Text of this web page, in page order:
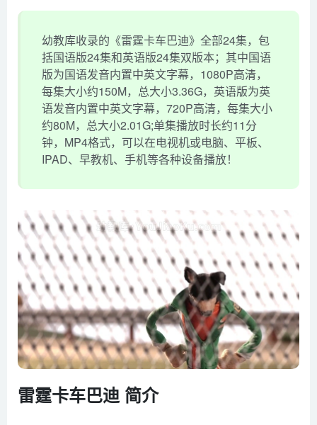
幼教库收录的《雷霆卡车巴迪》全部24集，包
括国语版24集和英语版24集双版本；其中国语
版为国语发音内置中英文字幕，1080P高清，
每集大小约150M，总大小3.36G，英语版为英
语发音内置中英文字幕，720P高清，每集大小
约80M，总大小2.01G;单集播放时长约11分
钟，MP4格式，可以在电视机或电脑、平板、
IPAD、早教机、手机等各种设备播放！
雷霆卡车巴迪 简介